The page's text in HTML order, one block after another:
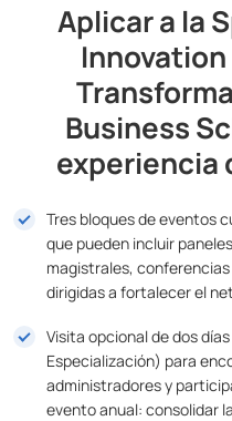
Aplicar a la
Business
experiencia
Tres bloques de eventos
que pueden incluir
magistrales,
dirigidas a fortalecer el
Visita opcional de dos
Especialización) para
administradores y
evento anual: consolidar